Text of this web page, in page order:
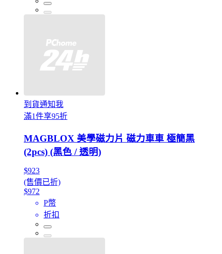
到貨通知我
滿1件享95折
MAGBLOX 美學磁力片 磁力車車 極簡黑
(2pcs) (黑色 / 透明)
$923
(售價已折)
$972
P幣
折扣